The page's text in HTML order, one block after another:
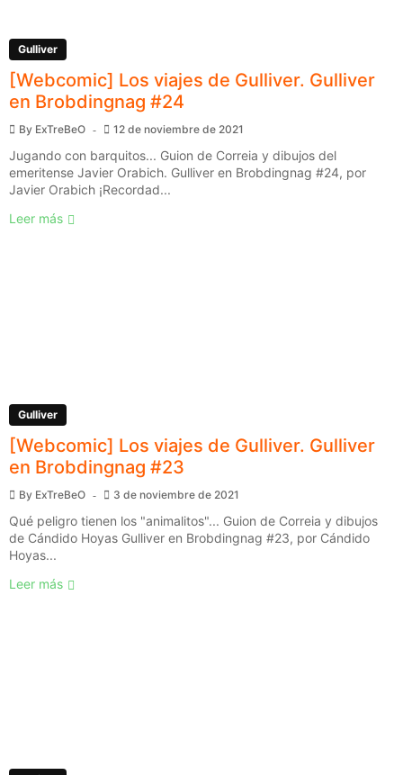
Gulliver
[Webcomic] Los viajes de Gulliver. Gulliver
en Brobdingnag #24
By ExTreBeO 12 de noviembre de 2021
Jugando con barquitos... Guion de Correia y dibujos del
emeritense Javier Orabich. Gulliver en Brobdingnag #24, por
Javier Orabich ¡Recordad...
Leer más
Gulliver
[Webcomic] Los viajes de Gulliver. Gulliver
en Brobdingnag #23
By ExTreBeO 3 de noviembre de 2021
Qué peligro tienen los "animalitos"... Guion de Correia y dibujos
de Cándido Hoyas Gulliver en Brobdingnag #23, por Cándido
Hoyas...
Leer más